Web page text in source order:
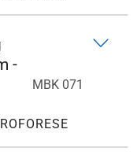
-
MBK 071